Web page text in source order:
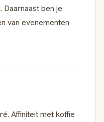
Daarnaast ben je
van evenementen
Affiniteit met koffie